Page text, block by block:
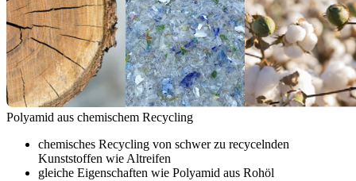
Polyamid aus chemischem Recycling
chemisches Recycling von schwer zu recycelnden
Kunststoffen wie Altreifen
gleiche Eigenschaften wie Polyamid aus Rohöl